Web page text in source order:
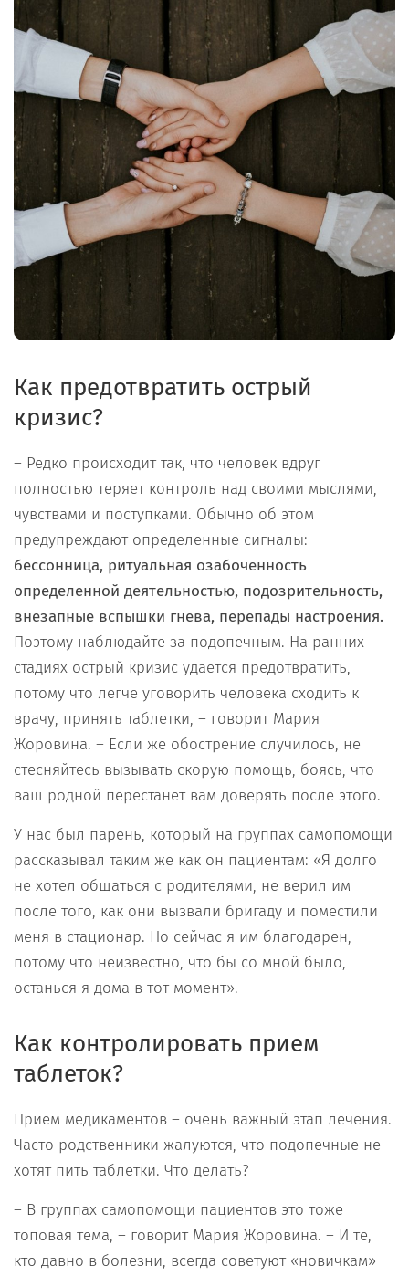
Как предотвратить острый
кризис?
– Редко происходит так, что человек вдруг
полностью теряет контроль над своими мыслями,
чувствами и поступками. Обычно об этом
предупреждают определенные сигналы:
бессонница, ритуальная озабоченность
определенной деятельностью, подозрительность,
внезапные вспышки гнева, перепады настроения.
Поэтому наблюдайте за подопечным. На ранних
стадиях острый кризис удается предотвратить,
потому что легче уговорить человека сходить к
врачу, принять таблетки, – говорит Мария
Жоровина. – Если же обострение случилось, не
стесняйтесь вызывать скорую помощь, боясь, что
ваш родной перестанет вам доверять после этого.
У нас был парень, который на группах самопомощи
рассказывал таким же как он пациентам: «Я долго
не хотел общаться с родителями, не верил им
после того, как они вызвали бригаду и поместили
меня в стационар. Но сейчас я им благодарен,
потому что неизвестно, что бы со мной было,
останься я дома в тот момент».
Как контролировать прием
таблеток?
Прием медикаментов – очень важный этап лечения.
Часто родственники жалуются, что подопечные не
хотят пить таблетки. Что делать?
– В группах самопомощи пациентов это тоже
топовая тема, – говорит Мария Жоровина. – И те,
кто давно в болезни, всегда советуют «новичкам»